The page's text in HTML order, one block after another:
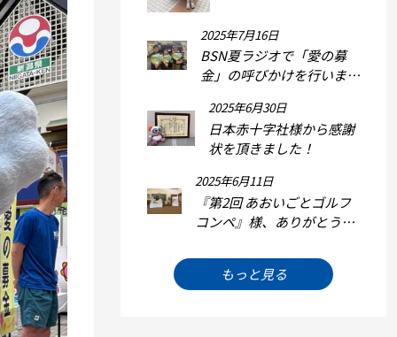
2025年7月16日
BSN夏ラジオで「愛の募
金」の呼びかけを行いま
2025年6月30日
日本赤十字社様から感謝
状を頂きました！
2025年6月11日
『第2回 あおいごとゴルフ
コンペ』様、ありがとうご
もっと見る